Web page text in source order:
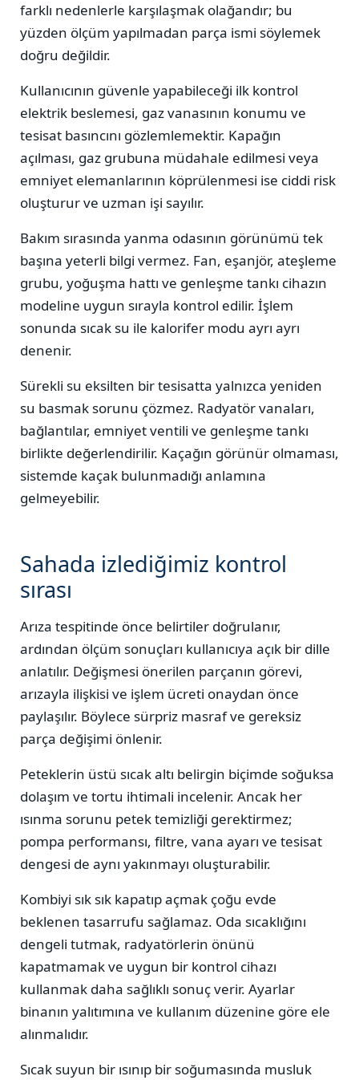
farklı nedenlerle karşılaşmak olağandır; bu
yüzden ölçüm yapılmadan parça ismi söylemek
doğru değildir.
Kullanıcının güvenle yapabileceği ilk kontrol
elektrik beslemesi, gaz vanasının konumu ve
tesisat basıncını gözlemlemektir. Kapağın
açılması, gaz grubuna müdahale edilmesi veya
emniyet elemanlarının köprülenmesi ise ciddi risk
oluşturur ve uzman işi sayılır.
Bakım sırasında yanma odasının görünümü tek
başına yeterli bilgi vermez. Fan, eşanjör, ateşleme
grubu, yoğuşma hattı ve genleşme tankı cihazın
modeline uygun sırayla kontrol edilir. İşlem
sonunda sıcak su ile kalorifer modu ayrı ayrı
denenir.
Sürekli su eksilten bir tesisatta yalnızca yeniden
su basmak sorunu çözmez. Radyatör vanaları,
bağlantılar, emniyet ventili ve genleşme tankı
birlikte değerlendirilir. Kaçağın görünür olmaması,
sistemde kaçak bulunmadığı anlamına
gelmeyebilir.
Sahada izlediğimiz kontrol
sırası
Arıza tespitinde önce belirtiler doğrulanır,
ardından ölçüm sonuçları kullanıcıya açık bir dille
anlatılır. Değişmesi önerilen parçanın görevi,
arızayla ilişkisi ve işlem ücreti onaydan önce
paylaşılır. Böylece sürpriz masraf ve gereksiz
parça değişimi önlenir.
Peteklerin üstü sıcak altı belirgin biçimde soğuksa
dolaşım ve tortu ihtimali incelenir. Ancak her
ısınma sorunu petek temizliği gerektirmez;
pompa performansı, filtre, vana ayarı ve tesisat
dengesi de aynı yakınmayı oluşturabilir.
Kombiyi sık sık kapatıp açmak çoğu evde
beklenen tasarrufu sağlamaz. Oda sıcaklığını
dengeli tutmak, radyatörlerin önünü
kapatmamak ve uygun bir kontrol cihazı
kullanmak daha sağlıklı sonuç verir. Ayarlar
binanın yalıtımına ve kullanım düzenine göre ele
alınmalıdır.
Sıcak suyun bir ısınıp bir soğumasında musluk